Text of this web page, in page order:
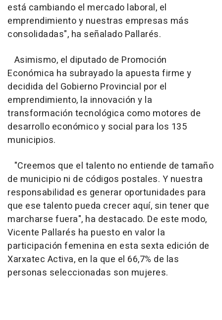
está cambiando el mercado laboral, el
emprendimiento y nuestras empresas más
consolidadas", ha señalado Pallarés.
Asimismo, el diputado de Promoción
Económica ha subrayado la apuesta firme y
decidida del Gobierno Provincial por el
emprendimiento, la innovación y la
transformación tecnológica como motores de
desarrollo económico y social para los 135
municipios.
"Creemos que el talento no entiende de tamaño
de municipio ni de códigos postales. Y nuestra
responsabilidad es generar oportunidades para
que ese talento pueda crecer aquí, sin tener que
marcharse fuera", ha destacado. De este modo,
Vicente Pallarés ha puesto en valor la
participación femenina en esta sexta edición de
Xarxatec Activa, en la que el 66,7% de las
personas seleccionadas son mujeres.